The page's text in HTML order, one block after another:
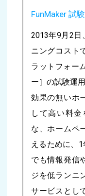
FunMaker 試
2013年9月2日
ニングコスト
ラットフォー
ー］の試験運
効果の無いホ
して高い料
な、ホームペ
えるために、
でも情報発信
ジを低ランニ
サービスとし